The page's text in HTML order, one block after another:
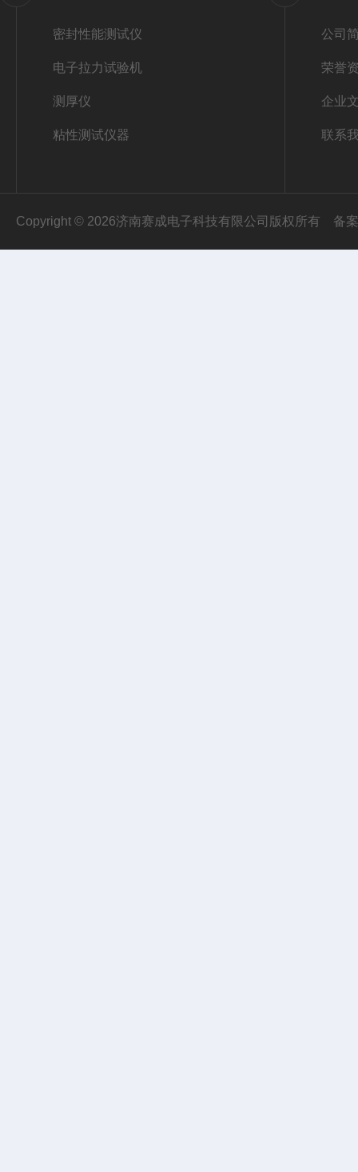
密封性能测试仪
电子拉力试验机
测厚仪
粘性测试仪器
公司
荣誉
企业
联系
Copyright © 2026济南赛成电子科技有限公司版权所有 备